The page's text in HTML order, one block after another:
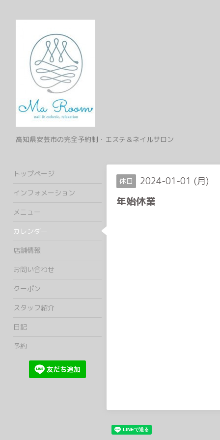
高知県安芸市の完全予約制・エステ＆ネイルサロン
休日 2024-01-01 (月)
年始休業
トップページ
インフォメーション
メニュー
カレンダー
店舗情報
お問い合わせ
クーポン
スタッフ紹介
日記
予約